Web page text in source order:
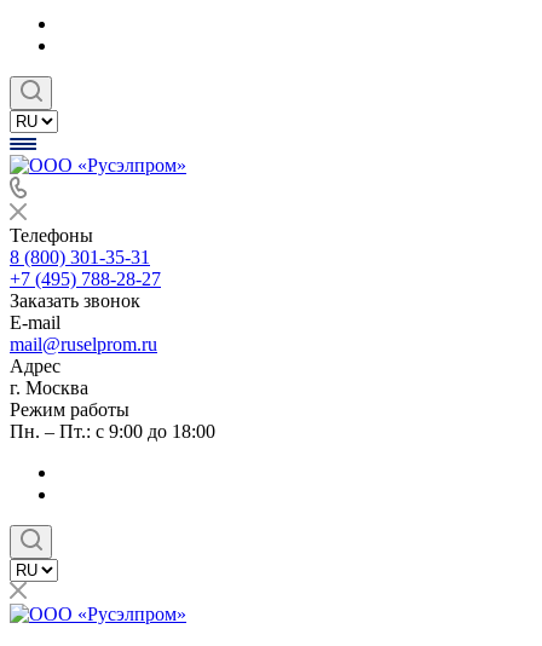
Телефоны
8 (800) 301-35-31
+7 (495) 788-28-27
Заказать звонок
E-mail
mail@ruselprom.ru
Адрес
г. Москва
Режим работы
Пн. – Пт.: с 9:00 до 18:00